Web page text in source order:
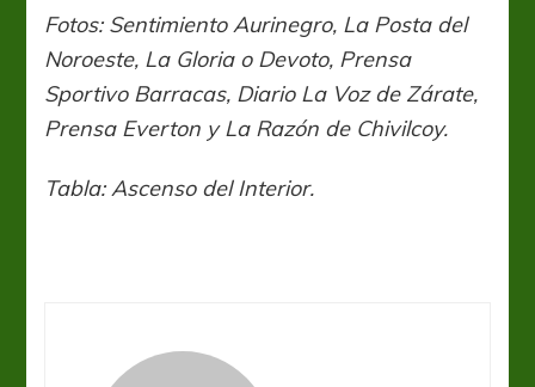
Fotos: Sentimiento Aurinegro, La Posta del
Noroeste, La Gloria o Devoto, Prensa
Sportivo Barracas, Diario La Voz de Zárate,
Prensa Everton y La Razón de Chivilcoy.
Tabla: Ascenso del Interior.